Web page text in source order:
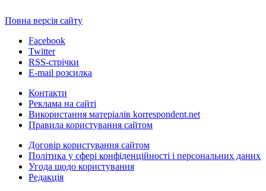
Повна версія сайту
Facebook
Twitter
RSS-стрічки
E-mail розсилка
Контакти
Реклама на сайті
Використання матеріалів korrespondent.net
Правила користування сайтом
Договір користування сайтом
Політика у сфері конфіденційності і персональних даних
Угода щодо користування
Редакція